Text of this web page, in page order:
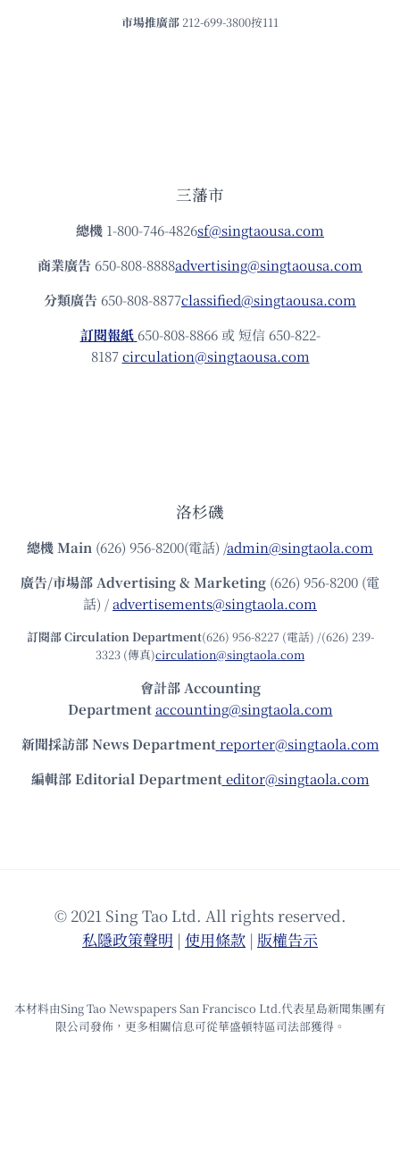
市場推廣部 212-699-3800按111
三藩市
總機 1-800-746-4826sf@singtaousa.com
商業廣告 650-808-8888advertising@singtaousa.com
分類廣告 650-808-8877classified@singtaousa.com
訂閱報紙 650-808-8866 或 短信 650-822-
8187circulation@singtaousa.com
洛杉磯
總機Main (626) 956-8200(電話) /admin@singtaola.com
廣告/市場部Advertising & Marketing (626) 956-8200 (電
話) /advertisements@singtaola.com
訂閱部 Circulation Department(626) 956-8227 (電話) /(626) 239-
3323 (傳真)circulation@singtaola.com
會計部 Accounting
Department accounting@singtaola.com
新聞採訪部 News Department reporter@singtaola.com
編輯部 Editorial Department editor@singtaola.com
© 2021 Sing Tao Ltd. All rights reserved.
私隱政策聲明 | 使⽤條款 | 版權告⽰
本材料由Sing Tao Newspapers San Francisco Ltd.代表星島新聞集團有
限公司發佈，更多相關信息可從華盛頓特區司法部獲得。